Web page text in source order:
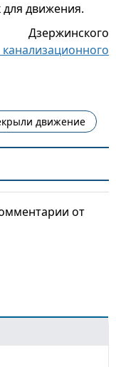
движения.
движение
от